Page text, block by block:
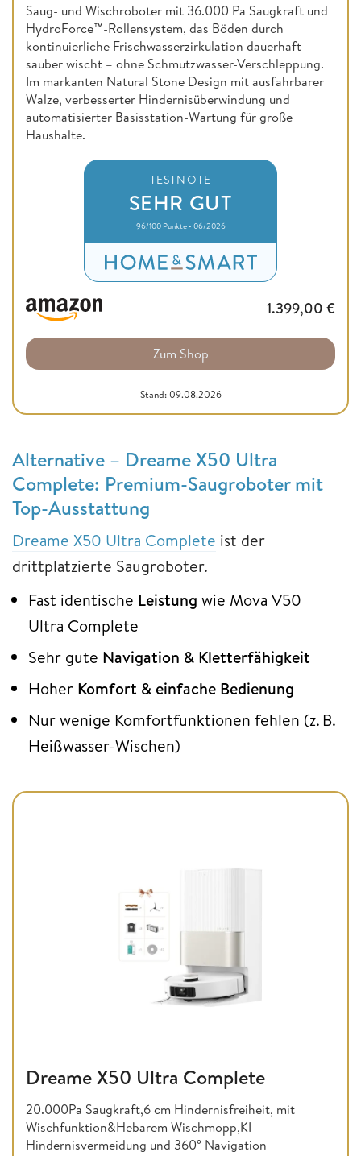
Saug- und Wischroboter mit 36.000 Pa Saugkraft und
HydroForce™-Rollensystem, das Böden durch
kontinuierliche Frischwasserzirkulation dauerhaft
sauber wischt – ohne Schmutzwasser-Verschleppung.
Im markanten Natural Stone Design mit ausfahrbarer
Walze, verbesserter Hindernisüberwindung und
automatisierter Basisstation-Wartung für große
Haushalte.
TESTNOTE
SEHR GUT
96/100 Punkte • 06/2026
1.399,00 €
Zum Shop
Stand: 09.08.2026
Alternative – Dreame X50 Ultra
Complete: Premium-Saugroboter mit
Top-Ausstattung
Dreame X50 Ultra Complete ist der
drittplatzierte Saugroboter.
Fast identische Leistung wie Mova V50
Ultra Complete
Sehr gute Navigation & Kletterfähigkeit
Hoher Komfort &einfache Bedienung
Nur wenige Komfortfunktionen fehlen (z. B.
Heißwasser-Wischen)
Dreame X50 Ultra Complete
20.000Pa Saugkraft,6 cm Hindernisfreiheit, mit
Wischfunktion&Hebarem Wischmopp,KI-
Hindernisvermeidung und 360° Navigation